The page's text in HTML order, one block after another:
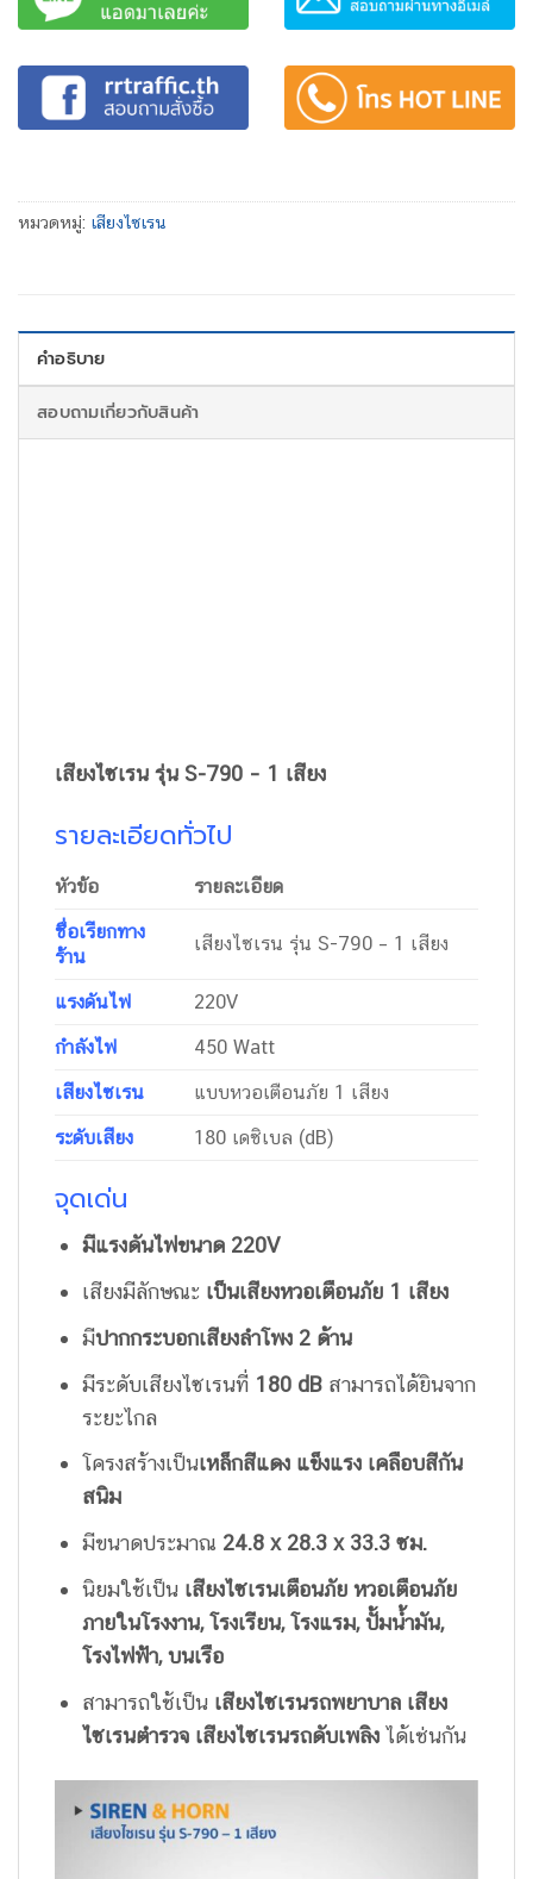
หมวดหมู่: เสียงไซเรน
คำอธิบาย
สอบถามเกี่ยวกับสินค้า
เสียงไซเรน รุ่น S-790 – 1 เสียง
รายละเอียดทั่วไป
หัวข้อ
รายละเอียด
ชื่อเรียกทาง
ร้าน
เสียงไซเรน รุ่น S-790 – 1 เสียง
แรงดันไฟ
220V
กำลังไฟ
450 Watt
เสียงไซเรน
แบบหวอเตือนภัย 1 เสียง
ระดับเสียง
180 เดซิเบล (dB)
จุดเด่น
มีแรงดันไฟขนาด 220V
เสียงมีลักษณะ เป็นเสียงหวอเตือนภัย 1 เสียง
มีปากกระบอกเสียงลำโพง 2 ด้าน
มีระดับเสียงไซเรนที่ 180 dB สามารถได้ยินจาก
ระยะไกล
โครงสร้างเป็นเหล็กสีแดง แข็งแรง เคลือบสีกัน
สนิม
มีขนาดประมาณ 24.8 x 28.3 x 33.3 ซม.
นิยมใช้เป็น เสียงไซเรนเตือนภัย หวอเตือนภัย
ภายในโรงงาน,โรงเรียน,โรงแรม, ปั้มน้ำมัน,
โรงไฟฟ้า, บนเรือ
สามารถใช้เป็น เสียงไซเรนรถพยาบาล เสียง
ไซเรนตำรวจ เสียงไซเรนรถดับเพลิง ได้เช่นกัน